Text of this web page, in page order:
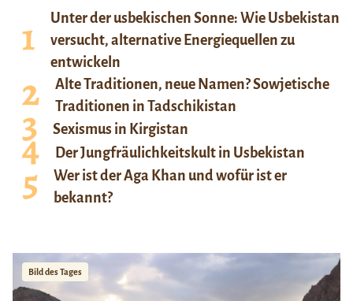
Unter der usbekischen Sonne: Wie Usbekistan
versucht, alternative Energiequellen zu
entwickeln
Alte Traditionen, neue Namen? Sowjetische
Traditionen in Tadschikistan
Sexismus in Kirgistan
Der Jungfräulichkeitskult in Usbekistan
Wer ist der Aga Khan und wofür ist er
bekannt?
Bild des Tages